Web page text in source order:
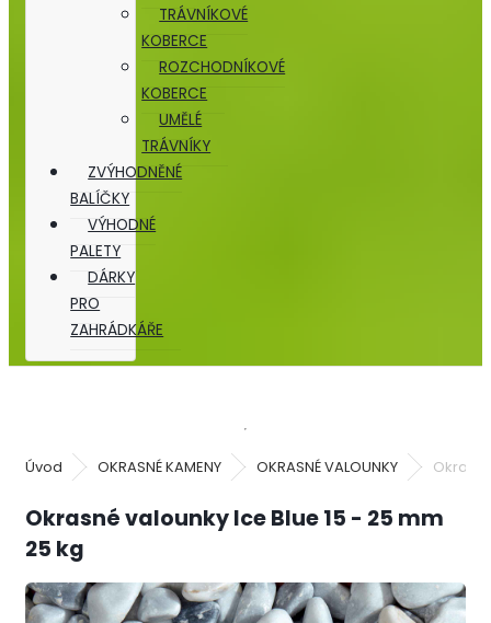
TRÁVNÍKOVÉ
KOBERCE
ROZCHODNÍKOVÉ
KOBERCE
UMĚLÉ
TRÁVNÍKY
ZVÝHODNĚNÉ
BALÍČKY
VÝHODNÉ
PALETY
DÁRKY
PRO
ZAHRÁDKÁŘE
Úvod OKRASNÉ KAMENY OKRASNÉ VALOUNKY
Okrasné valounky Ice Blue 15 - 25 mm
25 kg